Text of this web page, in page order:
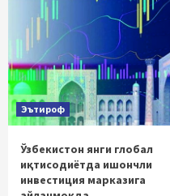
Эътироф
Ўзбекистон янги глобал
иқтисодиётда ишончли
инвестиция марказига